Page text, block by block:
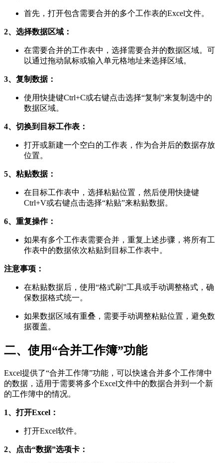
首先，打开包含需要合并的多个工作表的Excel文件。
2、选择数据区域：
在需要合并的工作表中，选择需要合并的数据区域。可
以通过拖动鼠标或输入单元格地址来选择区域。
3、复制数据：
使用快捷键Ctrl+C或右键点击选择“复制”来复制选中的
数据区域。
4、切换到目标工作表：
打开或新建一个空白的工作表，作为合并后的数据存放
位置。
5、粘贴数据：
在目标工作表中，选择粘贴位置，然后使用快捷键
Ctrl+V或右键点击选择“粘贴”来粘贴数据。
6、重复操作：
如果有多个工作表需要合并，重复上述步骤，将所有工
作表中的数据依次粘贴到目标工作表中。
注意事项：
在粘贴数据后，使用“格式刷”工具或手动调整格式，确
保数据格式统一。
如果数据区域有重叠，需要手动调整粘贴位置，避免数
据覆盖。
二、使用“合并工作簿”功能
Excel提供了“合并工作簿”功能，可以快速合并多个工作簿中
的数据，适用于需要将多个Excel文件中的数据合并到一个新
的工作簿中的情况。
1、打开Excel：
打开Excel软件。
2、点击“数据”选项卡：